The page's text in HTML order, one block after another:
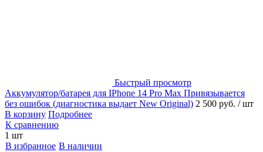
Быстрый просмотр
Аккумулятор/батарея для IPhone 14 Pro Max Привязывается
без ошибок (диагностика выдает New Original) 2 500 руб. / шт
В корзину Подробнее
К сравнению
1 шт
В избранное В наличии